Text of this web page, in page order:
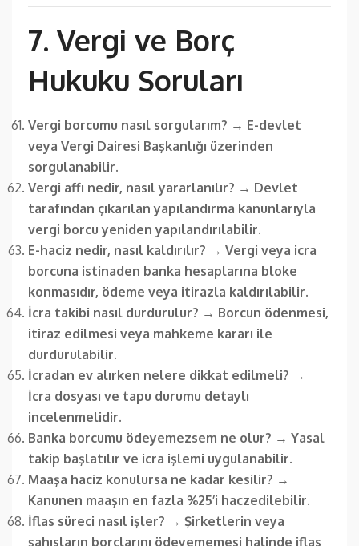
7. Vergi ve Borç
Hukuku Soruları
Vergi borcumu nasıl sorgularım? → E-devlet
veya Vergi Dairesi Başkanlığı üzerinden
sorgulanabilir.
Vergi affı nedir, nasıl yararlanılır? → Devlet
tarafından çıkarılan yapılandırma kanunlarıyla
vergi borcu yeniden yapılandırılabilir.
E-haciz nedir, nasıl kaldırılır? → Vergi veya icra
borcuna istinaden banka hesaplarına bloke
konmasıdır, ödeme veya itirazla kaldırılabilir.
İcra takibi nasıl durdurulur? → Borcun ödenmesi,
itiraz edilmesi veya mahkeme kararı ile
durdurulabilir.
İcradan ev alırken nelere dikkat edilmeli? →
İcra dosyası ve tapu durumu detaylı
incelenmelidir.
Banka borcumu ödeyemezsem ne olur? → Yasal
takip başlatılır ve icra işlemi uygulanabilir.
Maaşa haciz konulursa ne kadar kesilir? →
Kanunen maaşın en fazla %25’i haczedilebilir.
İflas süreci nasıl işler? → Şirketlerin veya
şahısların borçlarını ödeyememesi halinde iflas